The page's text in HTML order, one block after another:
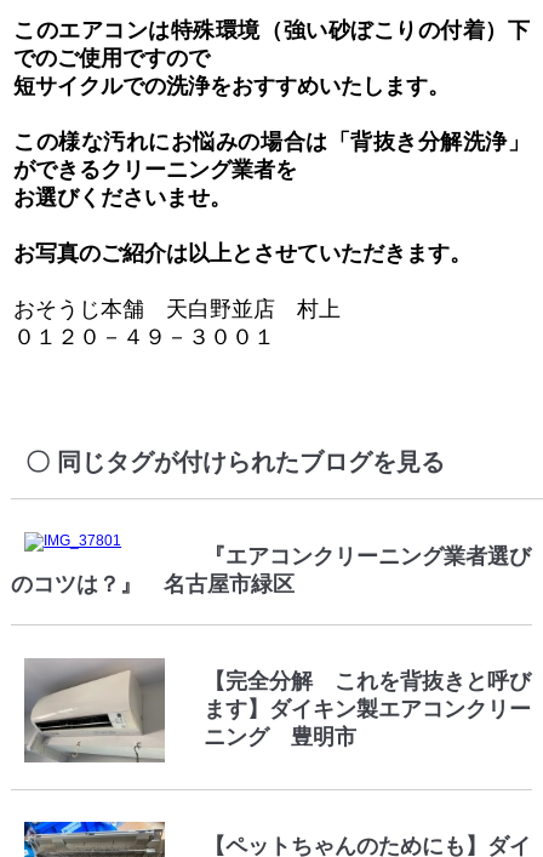
このエアコンは特殊環境（強い砂ぼこりの付着）下
でのご使用ですので
短サイクルでの洗浄をおすすめいたします。
この様な汚れにお悩みの場合は「背抜き分解洗浄」
ができるクリーニング業者を
お選びくださいませ。
お写真のご紹介は以上とさせていただきます。
おそうじ本舗 天白野並店 村上
０１２０－４９－３００１
同じタグが付けられたブログを見る
『エアコンクリーニング業者選び
のコツは？』 名古屋市緑区
【完全分解 これを背抜きと呼び
ます】ダイキン製エアコンクリー
ニング 豊明市
【ペットちゃんのためにも】ダイ